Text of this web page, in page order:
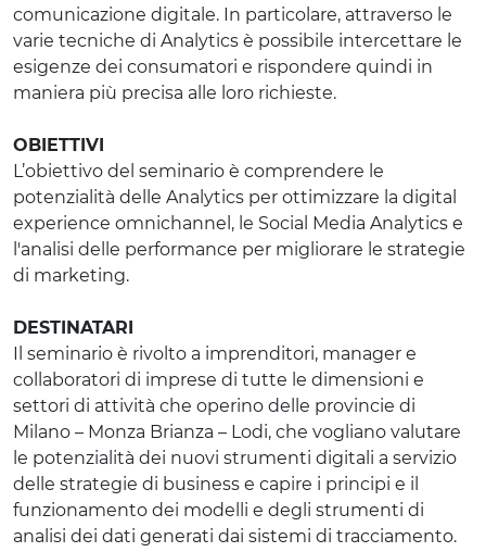
comunicazione digitale. In particolare, attraverso le
varie tecniche di Analytics è possibile intercettare le
esigenze dei consumatori e rispondere quindi in
maniera più precisa alle loro richieste.
OBIETTIVI
L’obiettivo del seminario è comprendere le
potenzialità delle Analytics per ottimizzare la digital
experience omnichannel, le Social Media Analytics e
l'analisi delle performance per migliorare le strategie
di marketing.
DESTINATARI
Il seminario è rivolto a imprenditori, manager e
collaboratori di imprese di tutte le dimensioni e
settori di attività che operino delle provincie di
Milano – Monza Brianza – Lodi, che vogliano valutare
le potenzialità dei nuovi strumenti digitali a servizio
delle strategie di business e capire i principi e il
funzionamento dei modelli e degli strumenti di
analisi dei dati generati dai sistemi di tracciamento.